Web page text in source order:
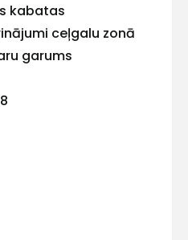
kabatas
ceļgalu zonā
garums
mums!
Atbildēsim